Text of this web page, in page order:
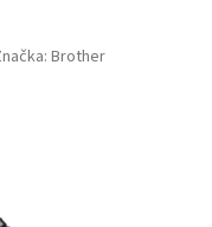
Brother